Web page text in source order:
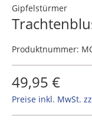
Gipfelstürmer
Produktnummer:
49,95 €
Preise inkl. MwSt.